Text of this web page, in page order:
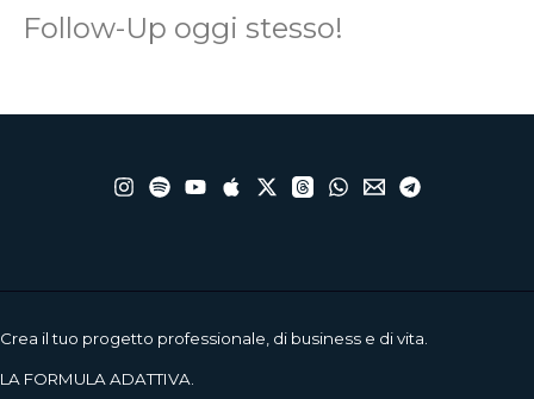
Follow-Up oggi stesso!
Crea il tuo progetto professionale, di business e di vita.
LA FORMULA ADATTIVA.